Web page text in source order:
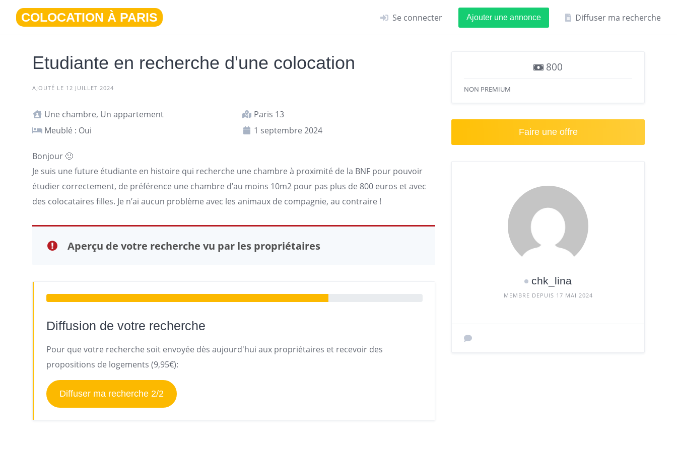
contenu
COLOCATION À PARIS Se connecter Ajouter une annonce Diffuser ma recherche
Etudiante en recherche d'une colocation
AJOUTÉ LE 12 JUILLET 2024
Une chambre, Un appartement
Paris 13
Meublé : Oui
1 septembre 2024
Bonjour 🙂
Je suis une future étudiante en histoire qui recherche une chambre à proximité de la BNF pour pouvoir
étudier correctement, de préférence une chambre d’au moins 10m2 pour pas plus de 800 euros et avec
des colocataires filles. Je n’ai aucun problème avec les animaux de compagnie, au contraire !
Aperçu de votre recherche vu par les propriétaires
Diffusion de votre recherche
Pour que votre recherche soit envoyée dès aujourd'hui aux propriétaires et recevoir des
propositions de logements (9,95€):
Diffuser ma recherche 2/2
800
NON PREMIUM
Faire une offre
chk_lina
MEMBRE DEPUIS 17 MAI 2024